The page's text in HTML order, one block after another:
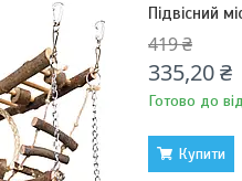
Підвісний
419 ₴
335,20 ₴
Готово до
Купити